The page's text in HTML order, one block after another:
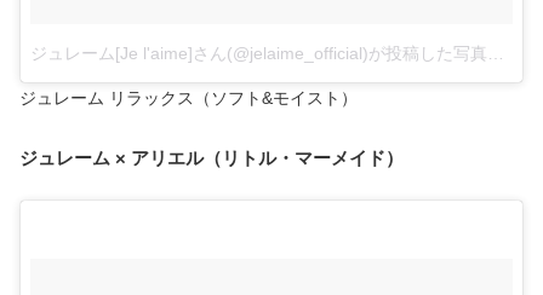
ジュレーム[Je l'aime]さん(@jelaime_official)が投稿した写真
ジュレーム リラックス（ソフト&モイスト）
ジュレーム × アリエル（リトル・マーメイド）